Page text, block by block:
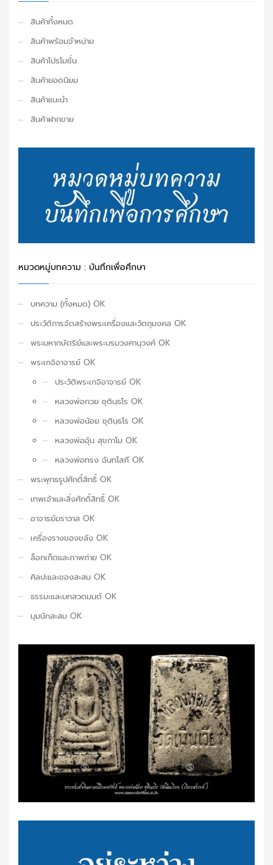
สินค้าทั้งหมด
สินค้าพร้อมจำหน่าย
สินค้าโปรโมชั่น
สินค้ายอดนิยม
สินค้าแนะนำ
สินค้าฝากขาย
หมวดหมู่บทความ : บันทึกเพื่อศึกษา
บทความ (ทั้งหมด) OK
ประวัติการจัดสร้างพระเครื่องและวัตถุมงคล OK
พระมหากษัตริย์และพระบรมวงศานุวงศ์ OK
พระเกจิอาจารย์ OK
ประวัติพระเกจิอาจารย์ OK
หลวงพ่อกวย ชุตินฺธโร OK
หลวงพ่อน้อย ชุตินฺธโร OK
หลวงพ่ออุ้น สุขกาโม OK
หลวงพ่อทรง ฉันทโสภี OK
พระพุทธรูปศักดิ์สิทธิ์ OK
เทพเจ้าและสิ่งศักดิ์สิทธิ์ OK
อาจารย์ฆราวาส OK
เครื่องรางของขลัง OK
ล็อกเก็ตและภาพถ่าย OK
ศิลปะและของสะสม OK
ธรรมะและบทสวดมนต์ OK
มุมนักสะสม OK